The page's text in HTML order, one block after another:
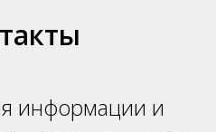
информации и